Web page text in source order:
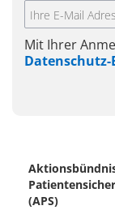
Mit Ihrer
(APS)